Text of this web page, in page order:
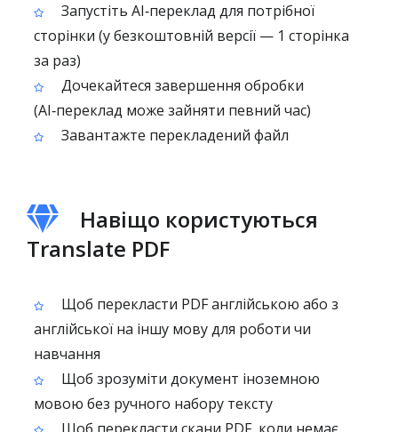
Запустіть AI‑переклад для потрібної
сторінки (у безкоштовній версії — 1 сторінка
за раз)
Дочекайтеся завершення обробки
(AI‑переклад може зайняти певний час)
Завантажте перекладений файл
Навіщо користуються
Translate PDF
Щоб перекласти PDF англійською або з
англійської на іншу мову для роботи чи
навчання
Щоб зрозуміти документ іноземною
мовою без ручного набору тексту